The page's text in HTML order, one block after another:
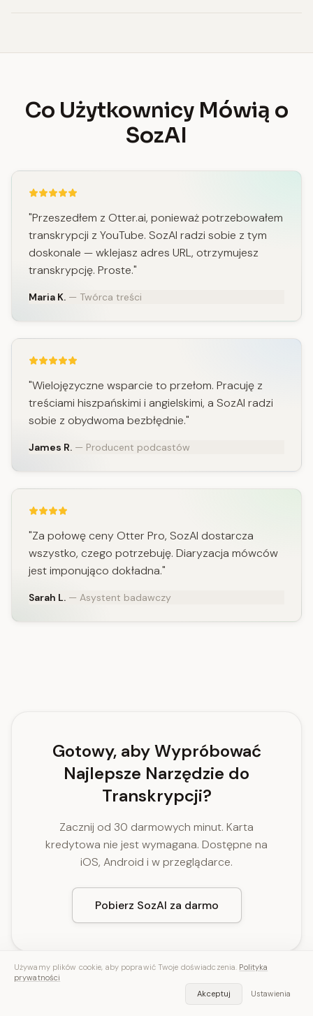
Co Użytkownicy Mówią o
SozAI
"Przeszedłem z Otter.ai, ponieważ potrzebowałem
transkrypcji z YouTube. SozAI radzi sobie z tym
doskonale — wklejasz adres URL, otrzymujesz
transkrypcję. Proste."
Maria K. — Twórca treści
"Wielojęzyczne wsparcie to przełom. Pracuję z
treściami hiszpańskimi i angielskimi, a SozAI radzi
sobie z obydwoma bezbłędnie."
James R. — Producent podcastów
"Za połowę ceny Otter Pro, SozAI dostarcza
wszystko, czego potrzebuję. Diaryzacja mówców
jest imponująco dokładna."
Sarah L. — Asystent badawczy
Gotowy, aby Wypróbować
Najlepsze Narzędzie do
Transkrypcji?
Zacznij od 30 darmowych minut. Karta
kredytowa nie jest wymagana. Dostępne na
iOS, Android i w przeglądarce.
Pobierz SozAI za darmo
Używamy plików cookie, aby poprawić Twoje doświadczenia. Polityka
prywatności
Akceptuj
Ustawienia